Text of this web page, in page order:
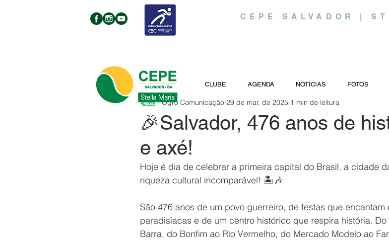
CEPE SALVADOR |
🎉Salvador, 476 anos de
e axé!
Ogro Comunicação 29 de mar. de 2025 1 min de leitura
Hoje é dia de celebrar a primeira capital do Brasil, a cidade
riqueza cultural incomparável! 🏝️🎶
São 476 anos de um povo guerreiro, de festas que
paradisíacas e de um centro histórico que respira história.
Barra, do Bonfim ao Rio Vermelho, do Mercado Modelo ao
CLUBE AGENDA NOTÍCIAS FOTOS